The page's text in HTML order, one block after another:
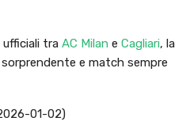
tra AC Milan e Cagliari, la
e match sempre
01-02)